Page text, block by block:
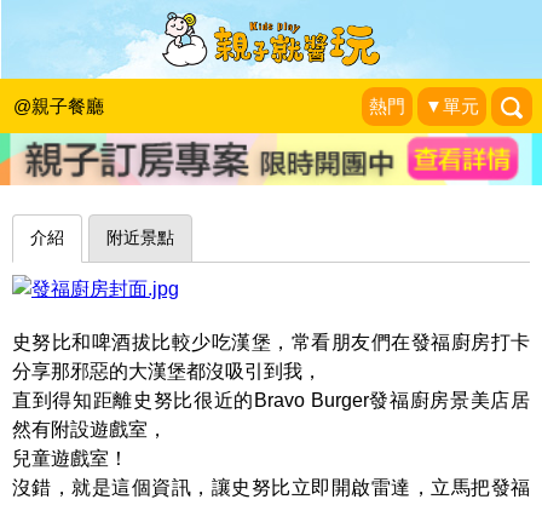
@親子餐廳 熱門 ▼單元
美式餐點大口滿足，附設遊戲室親子同
樂～台北Bravo Burger發福廚房景美店
史努比遊樂園|2017-01-01
介紹 附近景點
史努比和啤酒拔比較少吃漢堡，常看朋友們在發福廚房打卡
分享那邪惡的大漢堡都沒吸引到我，
直到得知距離史努比很近的Bravo Burger發福廚房景美店居
然有附設遊戲室，
兒童遊戲室！
沒錯，就是這個資訊，讓史努比立即開啟雷達，立馬把發福